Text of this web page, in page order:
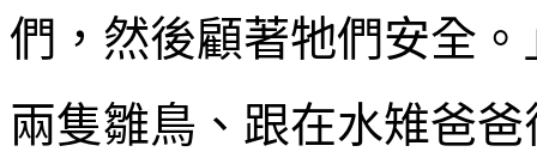
們，然後顧著牠們安全。
兩隻雛鳥、跟在水雉爸